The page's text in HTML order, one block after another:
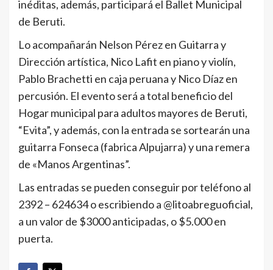
inéditas, además, participará el Ballet Municipal
de Beruti.
Lo acompañarán Nelson Pérez en Guitarra y
Dirección artística, Nico Lafit en piano y violín,
Pablo Brachetti en caja peruana y Nico Díaz en
percusión. El evento será a total beneficio del
Hogar municipal para adultos mayores de Beruti,
“Evita”, y además, con la entrada se sortearán una
guitarra Fonseca (fabrica Alpujarra) y una remera
de «Manos Argentinas”.
Las entradas se pueden conseguir por teléfono al
2392 – 624634 o escribiendo a @litoabreguoficial,
a un valor de $3000 anticipadas, o $5.000 en
puerta.